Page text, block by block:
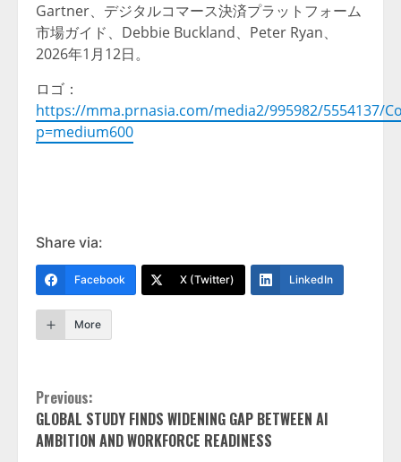
Gartner、デジタルコマース決済プラットフォーム
市場ガイド、Debbie Buckland、Peter Ryan、
2026年1月12日。
ロゴ：
https://mma.prnasia.com/media2/995982/5554137/
p=medium600
Share via:
Facebook X (Twitter) LinkedIn
More
Continue
Reading
Previous:
GLOBAL STUDY FINDS WIDENING GAP BETWEEN AI
AMBITION AND WORKFORCE READINESS